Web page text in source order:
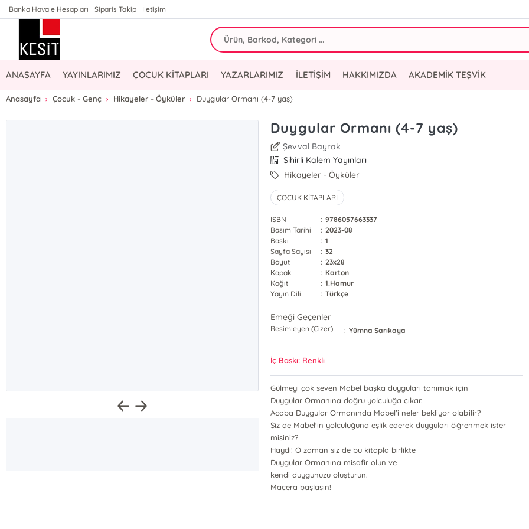
Banka Havale Hesapları Sipariş Takip İletişim
ANASAYFA YAYINLARIMIZ ÇOCUK KİTAPLARI YAZARLARIMIZ İLETİŞİM HAKKIMIZDA AKADEMİK TEŞVİK
Anasayfa Çocuk - Genç Hikayeler - Öyküler Duygular Ormanı (4-7 yaş)
Duygular Ormanı (4-7 yaş)
Şevval Bayrak
Sihirli Kalem Yayınları
Hikayeler - Öyküler
ÇOCUK KİTAPLARI
ISBN : 9786057663337
Basım Tarihi
: 2023-08
Baskı
: 1
Sayfa Sayısı
: 32
Boyut
: 23x28
Kapak
: Karton
Kağıt
: 1.Hamur
Yayın Dili
: Türkçe
Emeği Geçenler
Resimleyen (Çizer) : Yümna Sarıkaya
İç Baskı: Renkli
Gülmeyi çok seven Mabel başka duyguları tanımak için
Duygular Ormanına doğru yolculuğa çıkar.
Acaba Duygular Ormanında Mabel'i neler bekliyor olabilir?
Siz de Mabel'in yolculuğuna eşlik ederek duyguları öğrenmek ister
misiniz?
Haydi! O zaman siz de bu kitapla birlikte
Duygular Ormanına misafir olun ve
kendi duygunuzu oluşturun.
Macera başlasın!